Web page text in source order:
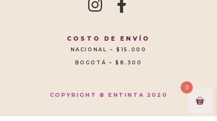
COSTO DE ENVÍO
NACIONAL – $15.000
BOGOTÁ – $8.300
COPYRIGHT ® ENTINTA 2020
0